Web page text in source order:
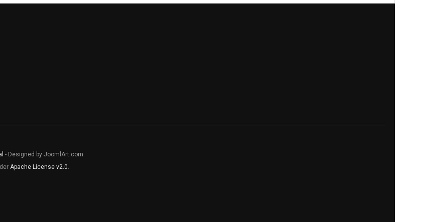
- Designed by JoomlArt.com.
Apache License v2.0